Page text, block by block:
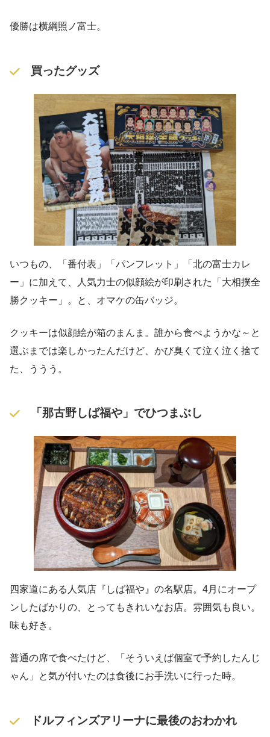
優勝は横綱照ノ富士。
買ったグッズ
いつもの、「番付表」「パンフレット」「北の富士カレ
ー」に加えて、人気力士の似顔絵が印刷された「大相撲全
勝クッキー」。と、オマケの缶バッジ。
クッキーは似顔絵が箱のまんま。誰から食べようかな～と
選ぶまでは楽しかったんだけど、かび臭くて泣く泣く捨て
た、ううう。
「那古野しば福や」でひつまぶし
四家道にある人気店『しば福や』の名駅店。4月にオープ
ンしたばかりの、とってもきれいなお店。雰囲気も良い。
味も好き。
普通の席で食べたけど、「そういえば個室で予約したんじ
ゃん」と気が付いたのは食後にお手洗いに行った時。
ドルフィンズアリーナに最後のおわかれ